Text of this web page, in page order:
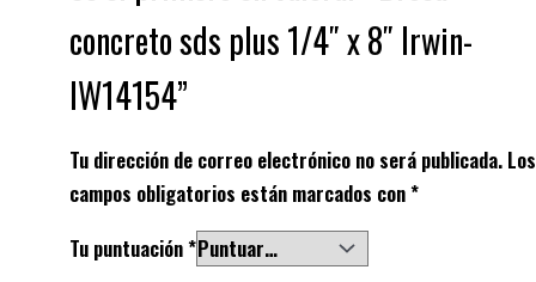
concreto sds plus 1/4″ x 8″ Irwin-
IW14154”
Tu dirección de correo electrónico no será publicada. Los
campos obligatorios están marcados con*
Tu puntuación*